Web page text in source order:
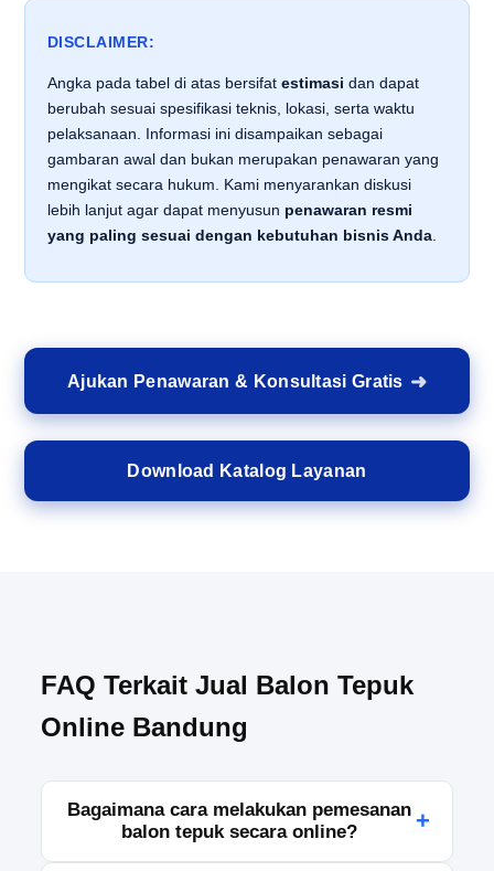
DISCLAIMER:
Angka pada tabel di atas bersifat estimasi dan dapat
berubah sesuai spesifikasi teknis, lokasi, serta waktu
pelaksanaan. Informasi ini disampaikan sebagai
gambaran awal dan bukan merupakan penawaran yang
mengikat secara hukum. Kami menyarankan diskusi
lebih lanjut agar dapat menyusun penawaran resmi
yang paling sesuai dengan kebutuhan bisnis Anda.
Ajukan Penawaran & Konsultasi Gratis
Download Katalog Layanan
FAQ Terkait Jual Balon Tepuk
Online Bandung
Bagaimana cara melakukan pemesanan
balon tepuk secara online?
+